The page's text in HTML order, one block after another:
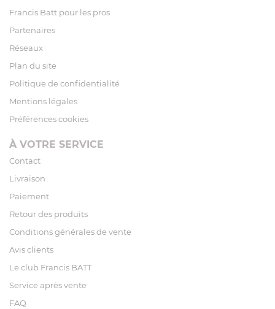
Francis Batt pour les pros
Partenaires
Réseaux
Plan du site
Politique de confidentialité
Mentions légales
Préférences cookies
À VOTRE SERVICE
Contact
Livraison
Paiement
Retour des produits
Conditions générales de vente
Avis clients
Le club Francis BATT
Service après vente
FAQ